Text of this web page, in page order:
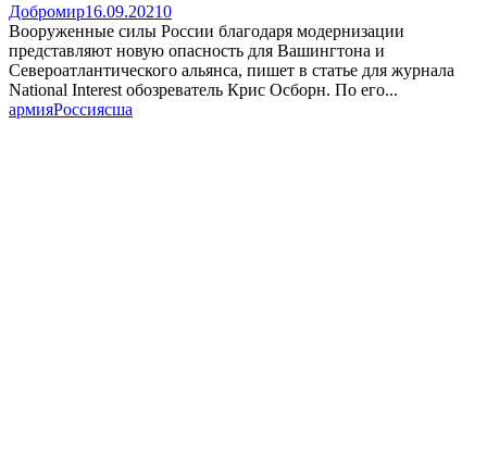
Добромир16.09.20210
Вооруженные силы России благодаря модернизации
представляют новую опасность для Вашингтона и
Североатлантического альянса, пишет в статье для журнала
National Interest обозреватель Крис Осборн. По его...
армияРоссиясша